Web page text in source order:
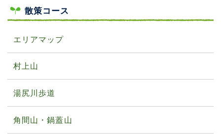
散策コース
エリアマップ
村上山
湯尻川歩道
角間山・鍋蓋山